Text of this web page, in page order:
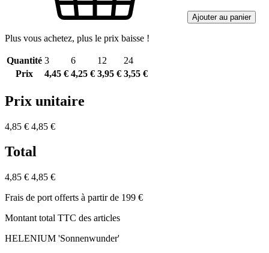
Ajouter au panier
Plus vous achetez, plus le prix baisse !
Quantité 3 6 12
24
Prix
4,45 € 4,25 € 3,95 € 3,55 €
Prix unitaire
4,85 € 4,85 €
Total
4,85 € 4,85 €
Frais de port offerts à partir de 199 €
Montant total TTC des articles
HELENIUM 'Sonnenwunder'